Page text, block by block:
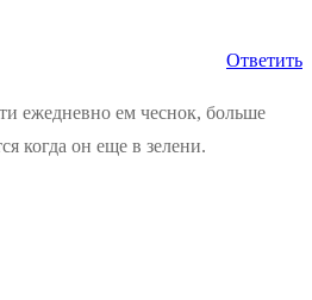
Ответить
ежедневно ем чеснок, больше
когда он еще в зелени.